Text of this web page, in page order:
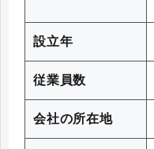
設立年
従業員数
会社の所在地